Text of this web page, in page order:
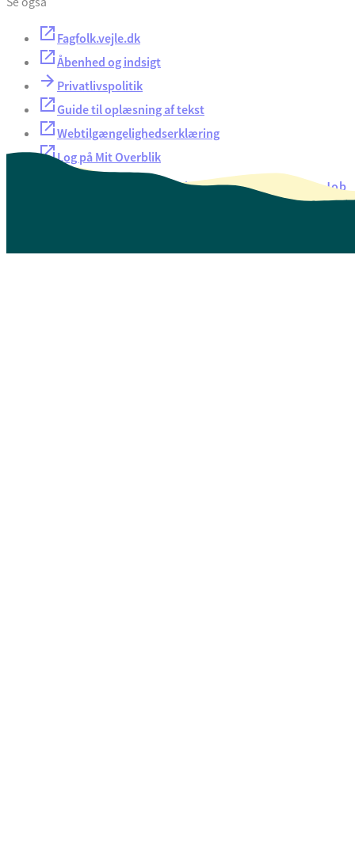
Fagfolk.vejle.dk
Åbenhed og indsigt
Privatlivspolitik
Guide til oplæsning af tekst
Webtilgængelighedserklæring
Log på Mit Overblik
Oversigt over selvbetjeningJob